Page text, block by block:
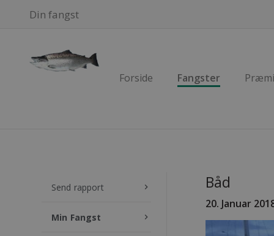
Din fangst
Forside Fangster
Send rapport keyboard_arrow_right
Min Fangst keyboard_arrow_right
Båd
20. Januar